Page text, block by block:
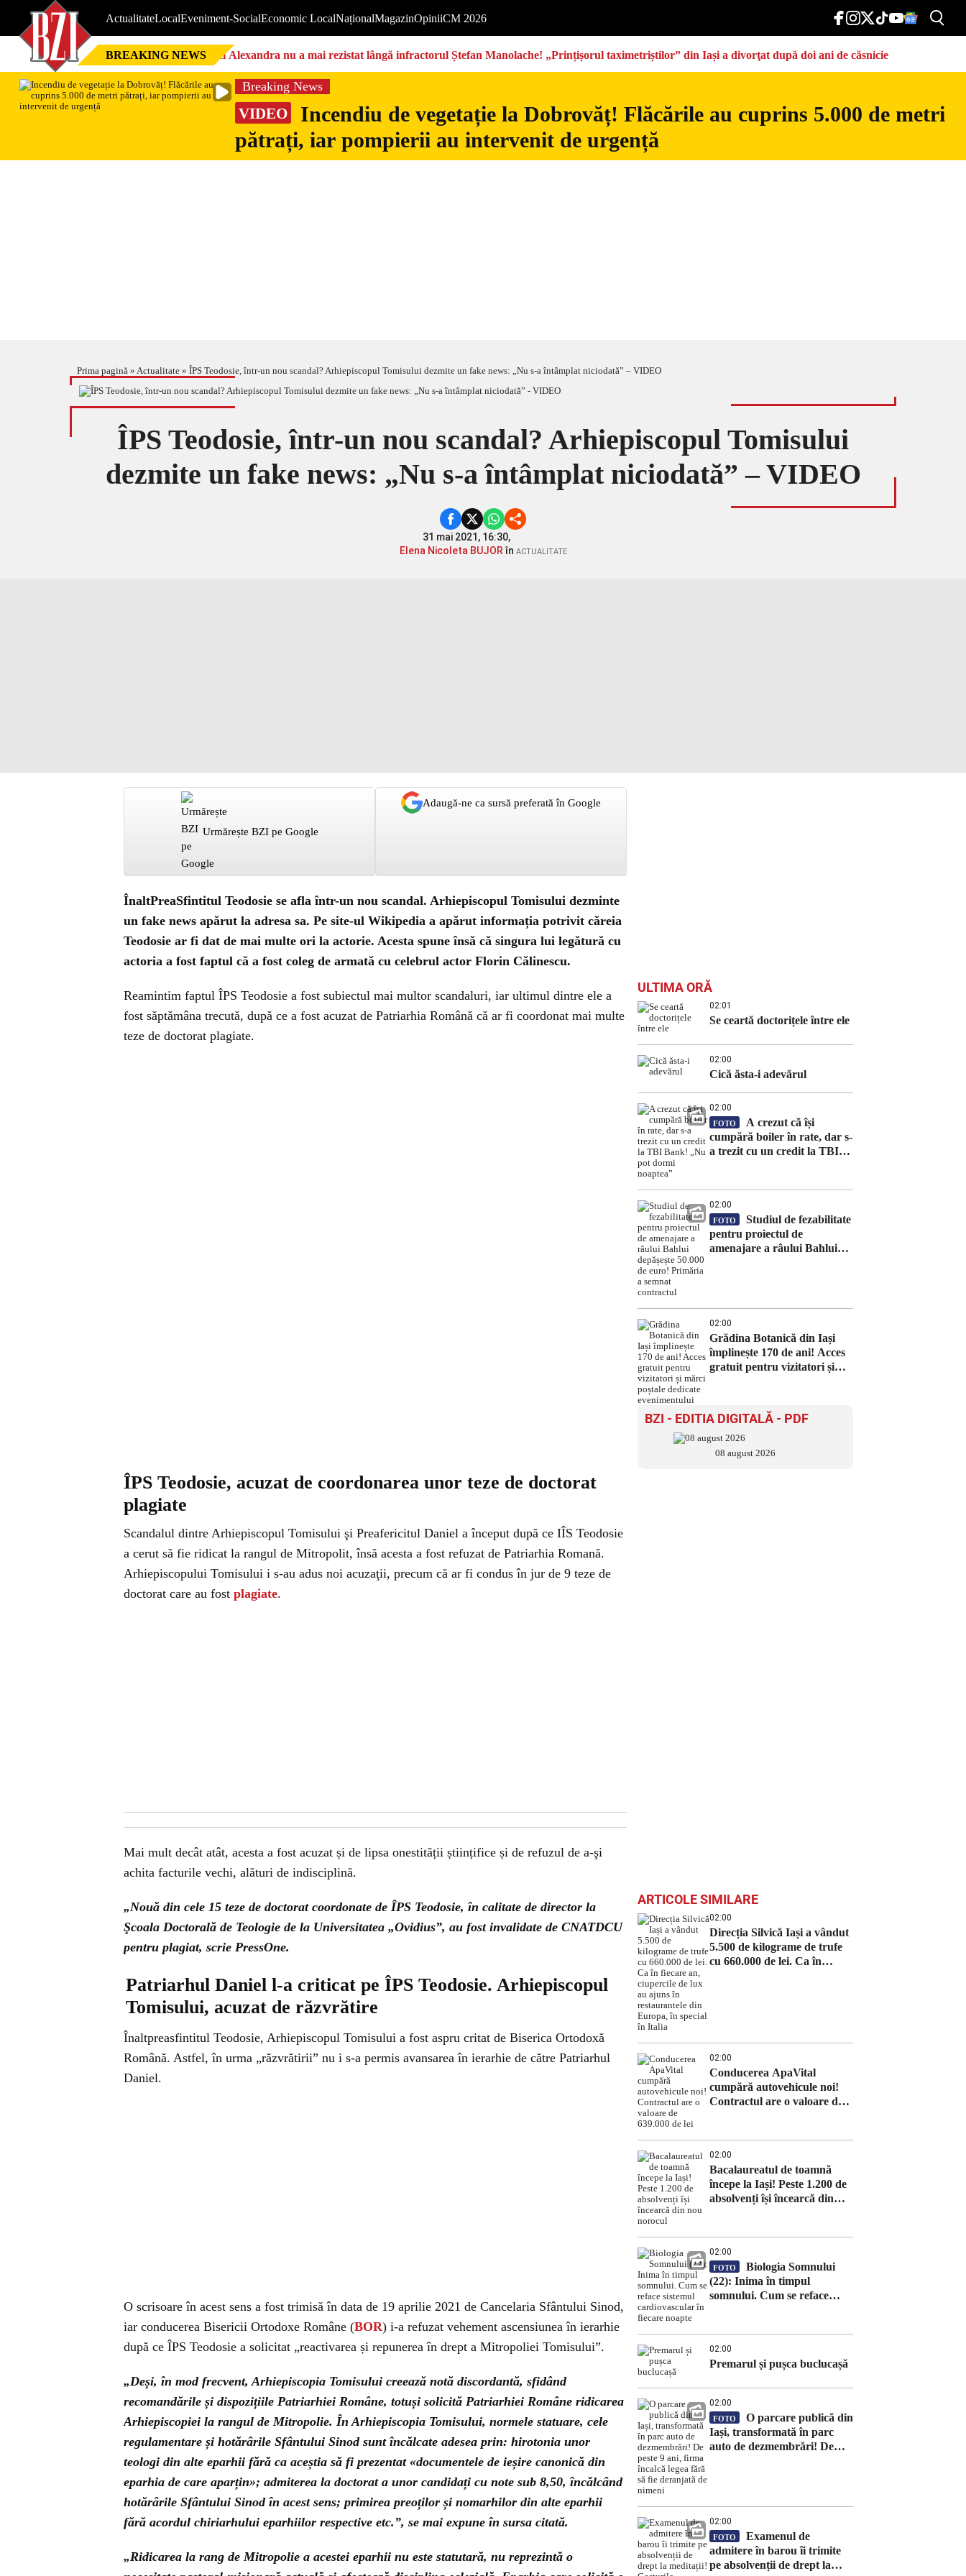
ActualitateLocalEveniment-SocialEconomic LocalNaționalMagazinOpiniiCM 2026
BREAKING NEWS Nici Alexandra nu a mai rezistat lângă infractorul Ștefan Manolache! „Prințișorul taximetriștilor” din Iași a divorţat după doi ani de căsnicie
Breaking News
VIDEO
Incendiu de vegetație la Dobrovăț! Flăcările au cuprins 5.000 de metri
pătrați, iar pompierii au intervenit de urgență
Prima pagină » Actualitate » ÎPS Teodosie, într-un nou scandal? Arhiepiscopul Tomisului dezmite un fake news: „Nu s-a întâmplat niciodată” – VIDEO
ÎPS Teodosie, într-un nou scandal? Arhiepiscopul Tomisului
dezmite un fake news: „Nu s-a întâmplat niciodată” – VIDEO
31 mai 2021, 16:30,
Elena Nicoleta BUJORîn ACTUALITATE
Urmărește BZI pe Google
Adaugă-ne ca sursă preferată în Google
ÎnaltPreaSfintitul Teodosie se afla într-un nou scandal. Arhiepiscopul Tomisului dezminte
un fake news apărut la adresa sa. Pe site-ul Wikipedia a apărut informația potrivit căreia
Teodosie ar fi dat de mai multe ori la actorie. Acesta spune însă că singura lui legătură cu
actoria a fost faptul că a fost coleg de armată cu celebrul actor Florin Călinescu.
Reamintim faptul ÎPS Teodosie a fost subiectul mai multor scandaluri, iar ultimul dintre ele a
fost săptămâna trecută, după ce a fost acuzat de Patriarhia Română că ar fi coordonat mai multe
teze de doctorat plagiate.
ÎPS Teodosie, acuzat de coordonarea unor teze de doctorat
plagiate
Scandalul dintre Arhiepiscopul Tomisului şi Preafericitul Daniel a început după ce IÎS Teodosie
a cerut să fie ridicat la rangul de Mitropolit, însă acesta a fost refuzat de Patriarhia Romană.
Arhiepiscopului Tomisului i s-au adus noi acuzaţii, precum că ar fi condus în jur de 9 teze de
doctorat care au fost plagiate.
Mai mult decât atât, acesta a fost acuzat și de lipsa onestității științifice și de refuzul de a-şi
achita facturile vechi, alături de indisciplină.
„Nouă din cele 15 teze de doctorat coordonate de ÎPS Teodosie, în calitate de director la
Şcoala Doctorală de Teologie de la Universitatea „Ovidius”, au fost invalidate de CNATDCU
pentru plagiat, scrie PressOne.
Patriarhul Daniel l-a criticat pe ÎPS Teodosie. Arhiepiscopul
Tomisului, acuzat de răzvrătire
Înaltpreasfintitul Teodosie, Arhiepiscopul Tomisului a fost aspru critat de Biserica Ortodoxă
Română. Astfel, în urma „răzvrătirii” nu i s-a permis avansarea în ierarhie de către Patriarhul
Daniel.
O scrisoare în acest sens a fost trimisă în data de 19 aprilie 2021 de Cancelaria Sfântului Sinod,
iar conducerea Bisericii Ortodoxe Române (BOR) i-a refuzat vehement ascensiunea în ierarhie
după ce ÎPS Teodosie a solicitat „reactivarea și repunerea în drept a Mitropoliei Tomisului”.
„Deși, în mod frecvent, Arhiepiscopia Tomisului creează notă discordantă, sfidând
recomandările și dispozițiile Patriarhiei Române, totuși solicită Patriarhiei Române ridicarea
Arhiepiscopiei la rangul de Mitropolie. În Arhiepiscopia Tomisului, normele statuare, cele
regulamentare și hotărârile Sfântului Sinod sunt încălcate adesea prin: hirotonia unor
teologi din alte eparhii fără ca aceștia să fi prezentat «documentele de ieșire canonică din
eparhia de care aparțin»; admiterea la doctorat a unor candidați cu note sub 8,50, încălcând
hotărârile Sfântului Sinod în acest sens; primirea preoților și nomarhilor din alte eparhii
fără acordul chiriarhului eparhiilor respective etc.”, se mai expune în sursa citată.
„Ridicarea la rang de Mitropolie a acestei eparhii nu este statutară, nu reprezintă o
ULTIMA ORĂ
02:01
Se ceartă doctorițele între ele
02:00
Cică ăsta-i adevărul
02:00
FOTO
A crezut că își
cumpără boiler în rate, dar s-
a trezit cu un credit la TBI
02:00
FOTO
Studiul de fezabilitate
pentru proiectul de
amenajare a râului Bahlui
02:00
Grădina Botanică din Iași
împlinește 170 de ani! Acces
gratuit pentru vizitatori și
BZI - EDITIA DIGITALĂ - PDF
08 august 2026
ARTICOLE SIMILARE
02:00
Direcția Silvică Iași a vândut
5.500 de kilograme de trufe
cu 660.000 de lei. Ca în
02:00
Conducerea ApaVital
cumpără autovehicule noi!
Contractul are o valoare de
02:00
Bacalaureatul de toamnă
începe la Iași! Peste 1.200 de
absolvenți își încearcă din
02:00
FOTO
Biologia Somnului
(22): Inima în timpul
somnului. Cum se reface
02:00
Premarul și pușca buclucașă
02:00
FOTO
O parcare publică din
Iași, transformată în parc
auto de dezmembrări! De
02:00
FOTO
Examenul de
admitere în barou îi trimite
pe absolvenții de drept la